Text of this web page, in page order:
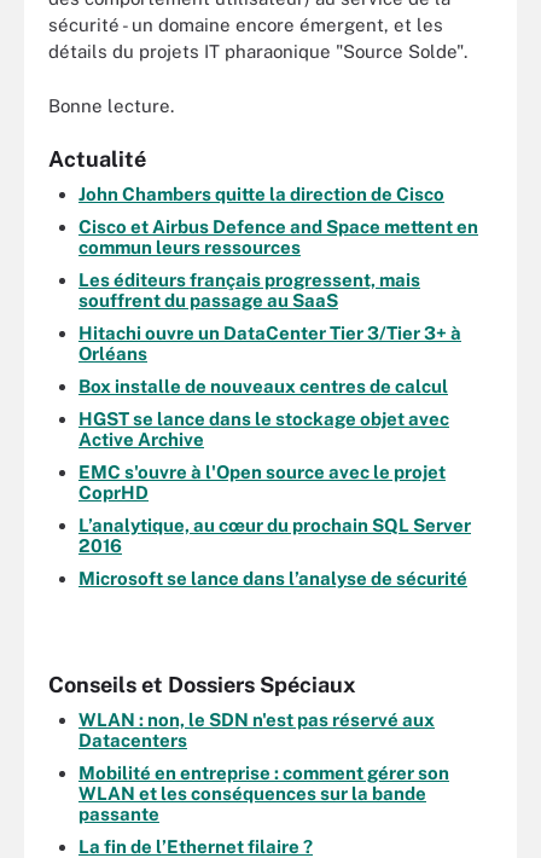
sécurité - un domaine encore émergent, et les
détails du projets IT pharaonique "Source Solde".
Bonne lecture.
Actualité
John Chambers quitte la direction de Cisco
Cisco et Airbus Defence and Space mettent en
commun leurs ressources
Les éditeurs français progressent, mais
souffrent du passage au SaaS
Hitachi ouvre un DataCenter Tier 3/Tier 3+ à
Orléans
Box installe de nouveaux centres de calcul
HGST se lance dans le stockage objet avec
Active Archive
EMC s'ouvre à l'Open source avec le projet
CoprHD
L’analytique, au cœur du prochain SQL Server
2016
Microsoft se lance dans l’analyse de sécurité
Conseils et Dossiers Spéciaux
WLAN : non, le SDN n'est pas réservé aux
Datacenters
Mobilité en entreprise : comment gérer son
WLAN et les conséquences sur la bande
passante
La fin de l’Ethernet filaire ?